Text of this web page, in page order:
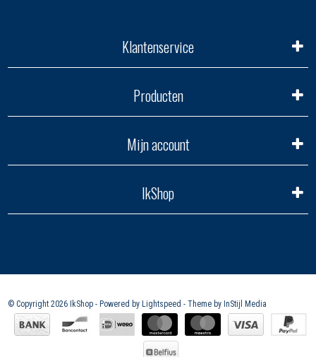
Klantenservice
Producten
Mijn account
IkShop
© Copyright 2026 IkShop - Powered by Lightspeed - Theme by InStijl Media